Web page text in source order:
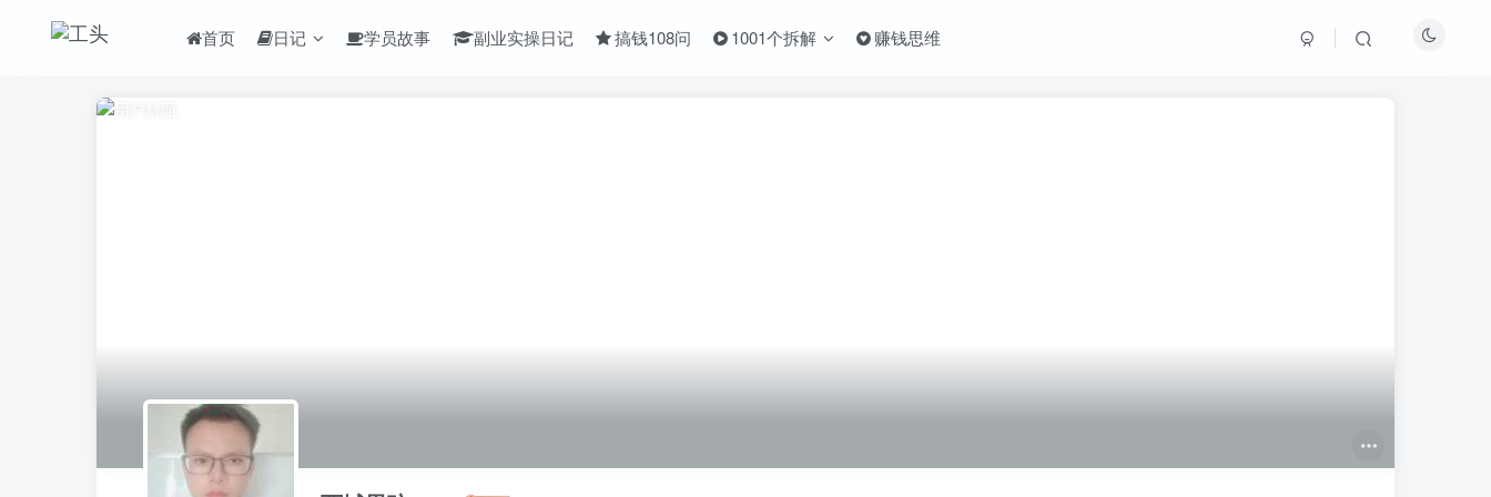
首页 日记 学员故事 副业实操日记 搞钱108问 1001个拆解 赚钱思维